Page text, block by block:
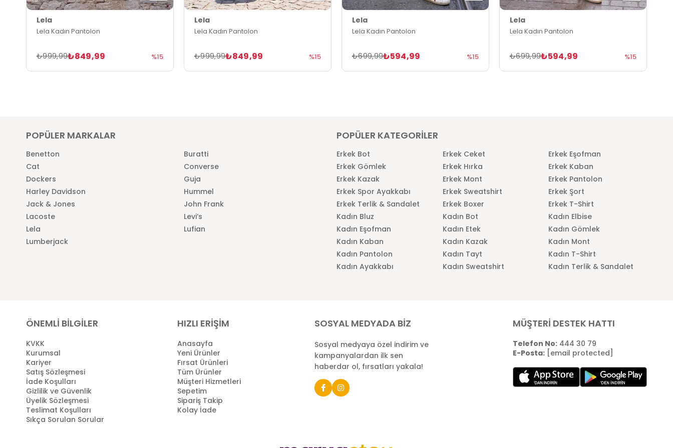
Lela
Lela Kadın Pantolon
₺849,99
₺999,99 %15
Lela
Lela Kadın Pantolon
₺849,99
₺999,99 %15
Lela
Lela Kadın Pantolon
₺594,99
₺699,99 %15
Lela
Lela Kadın Pantolon
₺594,99
₺699,99 %15
POPÜLER MARKALAR
Benetton
Buratti
Cat
Converse
Dockers
Guja
Harley Davidson
Hummel
Jack & Jones
John Frank
Lacoste
Levi’s
Lela
Lufian
Lumberjack
POPÜLER KATEGORİLER
Erkek Bot Erkek Ceket
Erkek Eşofman
Erkek Gömlek
Erkek Hırka
Erkek Kaban
Erkek Kazak
Erkek Mont
Erkek Pantolon
Erkek Spor Ayakkabı
Erkek Sweatshirt
Erkek Şort
Erkek Terlik & Sandalet
Erkek Boxer
Erkek T-Shirt
Kadın Bluz
Kadın Bot
Kadın Elbise
Kadın Eşofman
Kadın Etek
Kadın Gömlek
Kadın Kaban
Kadın Kazak
Kadın Mont
Kadın Pantolon
Kadın Tayt
Kadın T-Shirt
Kadın Ayakkabı
Kadın Sweatshirt Kadın Terlik & Sandalet
ÖNEMLİ BİLGİLER
KVKK
Kurumsal
Kariyer
Satış Sözleşmesi
İade Koşulları
Gizlilik ve Güvenlik
Üyelik Sözleşmesi
Teslimat Koşulları
Sıkça Sorulan Sorular
HIZLI ERİŞİM
Anasayfa
Yeni Ürünler
Fırsat Ürünleri
Tüm Ürünler
Müşteri Hizmetleri
Sepetim
Sipariş Takip
Kolay İade
SOSYAL MEDYADA BİZ
Sosyal medyaya özel indirim ve
kampanyalardan ilk sen
haberdar ol, fırsatları yakala!
MÜŞTERİ DESTEK HATTI
Telefon No:444 30 79
E-Posta: [email protected]